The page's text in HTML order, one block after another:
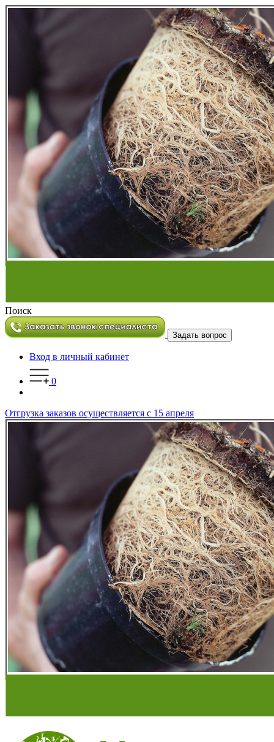
Поиск
Задать вопрос
Вход в личный кабинет
0
Отгрузка заказов осуществляется с 15 апреля